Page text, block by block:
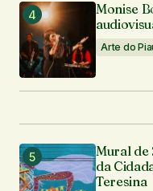
Monise
Arte do
Mural de
da
Teresina